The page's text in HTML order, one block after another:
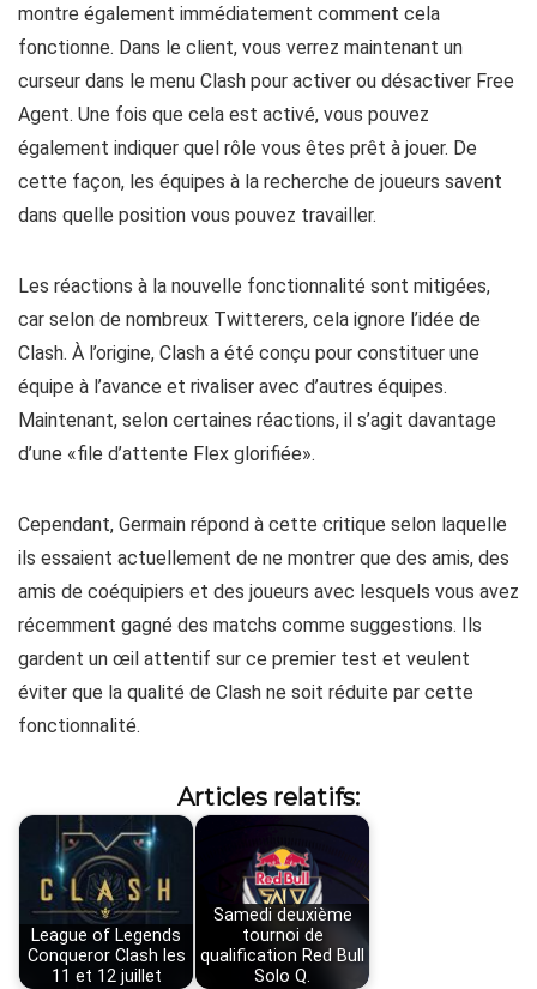
montre également immédiatement comment cela
fonctionne. Dans le client, vous verrez maintenant un
curseur dans le menu Clash pour activer ou désactiver Free
Agent. Une fois que cela est activé, vous pouvez
également indiquer quel rôle vous êtes prêt à jouer. De
cette façon, les équipes à la recherche de joueurs savent
dans quelle position vous pouvez travailler.
Les réactions à la nouvelle fonctionnalité sont mitigées,
car selon de nombreux Twitterers, cela ignore l’idée de
Clash. À l’origine, Clash a été conçu pour constituer une
équipe à l’avance et rivaliser avec d’autres équipes.
Maintenant, selon certaines réactions, il s’agit davantage
d’une «file d’attente Flex glorifiée».
Cependant, Germain répond à cette critique selon laquelle
ils essaient actuellement de ne montrer que des amis, des
amis de coéquipiers et des joueurs avec lesquels vous avez
récemment gagné des matchs comme suggestions. Ils
gardent un œil attentif sur ce premier test et veulent
éviter que la qualité de Clash ne soit réduite par cette
fonctionnalité.
Articles relatifs:
League of Legends
Conqueror Clash les
11 et 12 juillet
Samedi deuxième
tournoi de
qualification Red Bull
Solo Q.